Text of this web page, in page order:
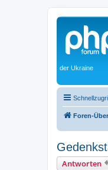
der Ukraine
Foren-
Antworten